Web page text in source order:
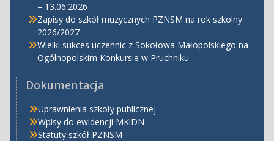
– 13.06.2026
Zapisy do szkół muzycznych PZNSM na rok szkolny
2026/2027
Wielki sukces uczennic z Sokołowa Małopolskiego na
Ogólnopolskim Konkursie w Pruchniku
Dokumentacja
Uprawnienia szkoły publicznej
Wpisy do ewidencji MKiDN
Statuty szkół PZNSM